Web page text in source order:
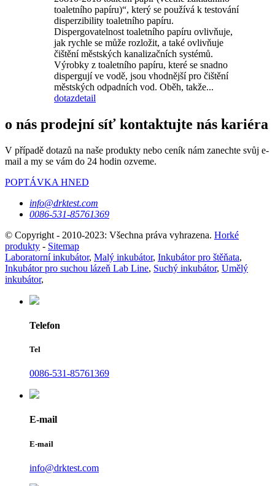
toaletního papíru)“, který se používá k testování
disperzibility toaletního papíru.
Dispergovatelnost toaletního papíru ovlivňuje,
jak rychle se může rozložit, a také ovlivňuje
čištění městských kanalizačních systémů.
Výrobky z toaletního papíru, které se snadno
dispergují ve vodě, jsou vhodnější pro čištění
městských odpadních vod. Oběh, takže...
dotazdetail
o nás prodejní síť kontaktujte nás kariéra
V případě dotazů na naše produkty nebo ceník nám zanechte svůj e-
mail a my se vám do 24 hodin ozveme.
POPTÁVKA HNED
info@drktest.com
0086-531-85761369
© Copyright - 2010-2023: Všechna práva vyhrazena. Horké
produkty - Sitemap
Laboratorní inkubátor, Malý inkubátor, Inkubátor pro štěňata,
Inkubátor pro suchou lázeň Lab Line, Suchý inkubátor, Umělý
inkubátor,
Telefon
Tel
0086-531-85761369
E-mail
E-mail
info@drktest.com